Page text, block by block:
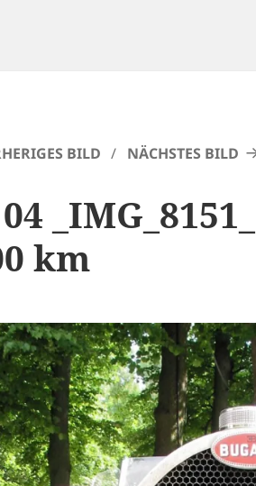
BILD NÄCHSTES BILD
km